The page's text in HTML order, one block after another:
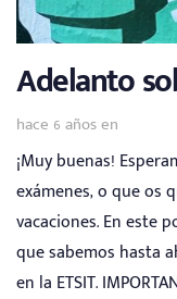
Adelanto
hace 6 añosen
¡Muy buenas!
exámenes, o que os
vacaciones. En este
que sabemos hasta
en la ETSIT.